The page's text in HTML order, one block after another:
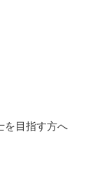
を目指す方へ